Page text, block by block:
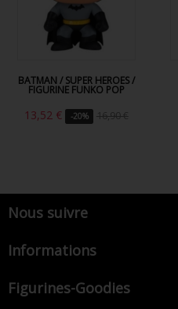
BATMAN / SUPER HEROES /
FIGURINE FUNKO POP
13,52 € -20% 16,90 €
Nous suivre
Informations
Figurines-Goodies